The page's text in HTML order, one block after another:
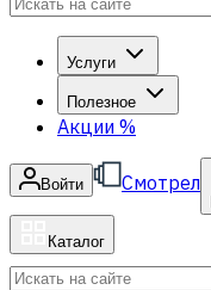
Услуги
Полезное
Акции %
Войти Смотрел
Каталог